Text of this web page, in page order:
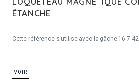
ÉTANCHE
Cette référence s'utilise avec la gâche 16-7-
VOIR